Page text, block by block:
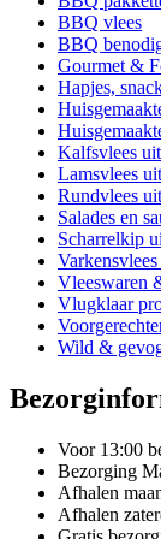
BBQ vlees
BBQ
Gourmet &
Hapjes,
Kalfsvlees
Lamsvlees
Rundvlees
Salades en
Scharrelkip
Vleeswaren
Vlugklaar
Wild &
Voor 13:00
Bezorging
Afhalen
Afhalen